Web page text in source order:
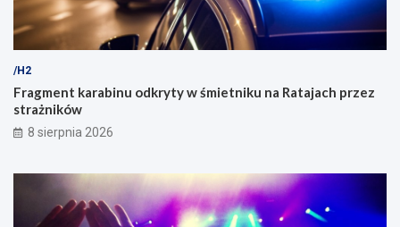
/H2
Fragment karabinu odkryty w śmietniku na Ratajach przez
strażników
8 sierpnia 2026